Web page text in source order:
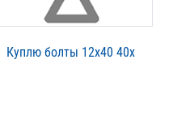
Куплю болты 12х40 40х